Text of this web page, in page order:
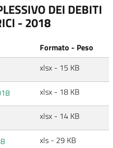
DEI DEBITI
- 2018
Formato - Peso
xlsx - 15 KB
xlsx - 18 KB
xlsx - 14 KB
xls - 29 KB